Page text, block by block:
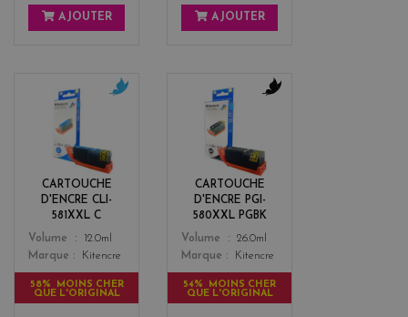
AJOUTER AJOUTER
CARTOUCHE
D'ENCRE CLI-
581XXL C
Color
n
Volume
12.0ml
Marque
Kitencre
58% MOINS CHER
QUE L'ORIGINAL
CARTOUCHE
D'ENCRE PGI-
580XXL PGBK
Color
c
k
Volume
26.0ml
Marque
Kitencre
54% MOINS CHER
QUE L'ORIGINAL